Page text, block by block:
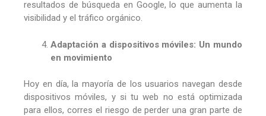
resultados de búsqueda en Google, lo que aumenta la
visibilidad y el tráfico orgánico.
Adaptación a dispositivos móviles: Un mundo
en movimiento
Hoy en día, la mayoría de los usuarios navegan desde
dispositivos móviles, y si tu web no está optimizada
para ellos, corres el riesgo de perder una gran parte de